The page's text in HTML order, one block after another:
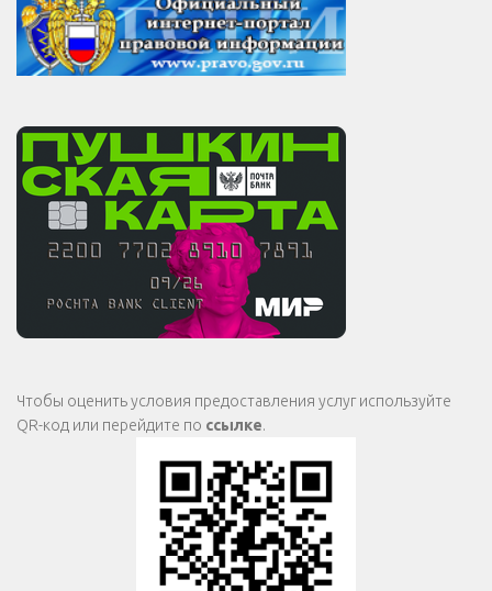
Чтобы оценить условия предоставления услуг используйте
QR-код или перейдите по ссылке.